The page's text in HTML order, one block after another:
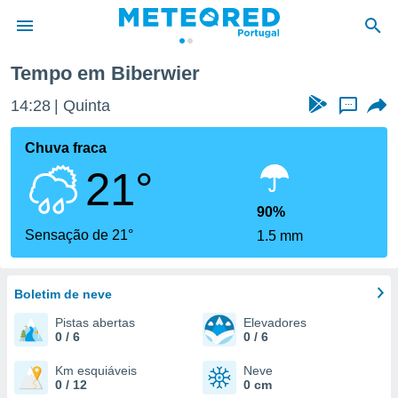
da
foi
fornecidas
a este
das
e
forma
digital
Tempo em Biberwier
14:28 Quinta ...
Chuva fraca
21°
Sensação de 21°
90%
1.5 mm
Boletim de neve
Pistas abertas
0 / 6
Elevadores
0 / 6
Km esquiáveis
0 / 12
Neve
0 cm